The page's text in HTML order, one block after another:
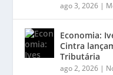
ago 3, 2026 |
Economia:
Cintra
Tributária
ago 2, 2026 |